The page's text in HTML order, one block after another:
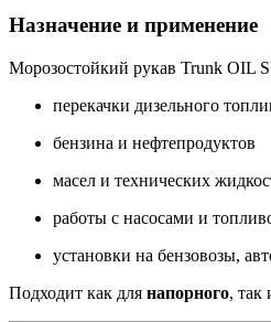
Назначение и применение
Морозостойкий рукав Trunk OIL
перекачки дизельного
бензина и нефтепродуктов
масел и технических
работы с насосами и
установки на бензовозы,
Подходит как для напорного, так